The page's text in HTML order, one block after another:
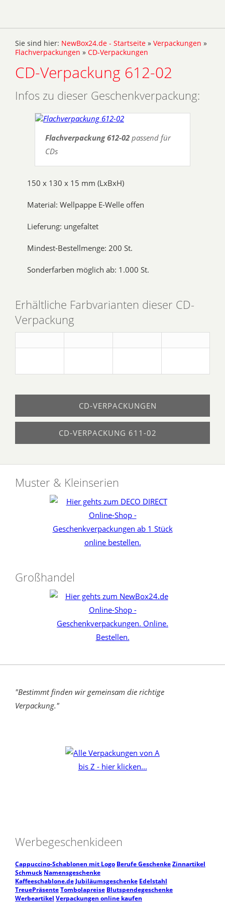
Sie sind hier: NewBox24.de - Startseite » Verpackungen »
Flachverpackungen » CD-Verpackungen
CD-Verpackung 612-02
Infos zu dieser Geschenkverpackung:
Flachverpackung 612-02passend für
CDs
150 x 130 x 15 mm (LxBxH)
Material: Wellpappe E-Welle offen
Lieferung: ungefaltet
Mindest-Bestellmenge: 200 St.
Sonderfarben möglich ab: 1.000 St.
Erhältliche Farbvarianten dieser CD-
Verpackung
CD-VERPACKUNGEN
CD-VERPACKUNG 611-02
Muster & Kleinserien
Großhandel
"Bestimmt finden wir gemeinsam die richtige
Verpackung."
Werbegeschenkideen
Cappuccino-Schablonen mit Logo Berufe GeschenkeZinnartikel
Schmuck Namensgeschenke
Kaffeeschablone.de Jubiläumsgeschenke Edelstahl
TreuePräsenteTombolapreise Blutspendegeschenke
Werbeartikel Verpackungen online kaufen